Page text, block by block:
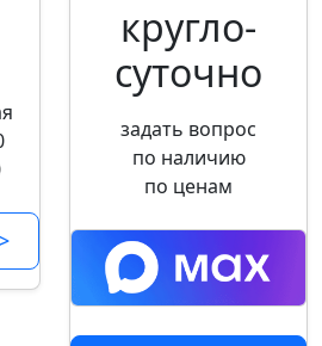
кругло­
суточно
задать вопрос
по наличию
по ценам